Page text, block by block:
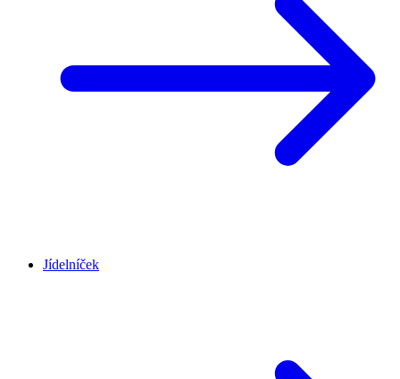
Jídelníček